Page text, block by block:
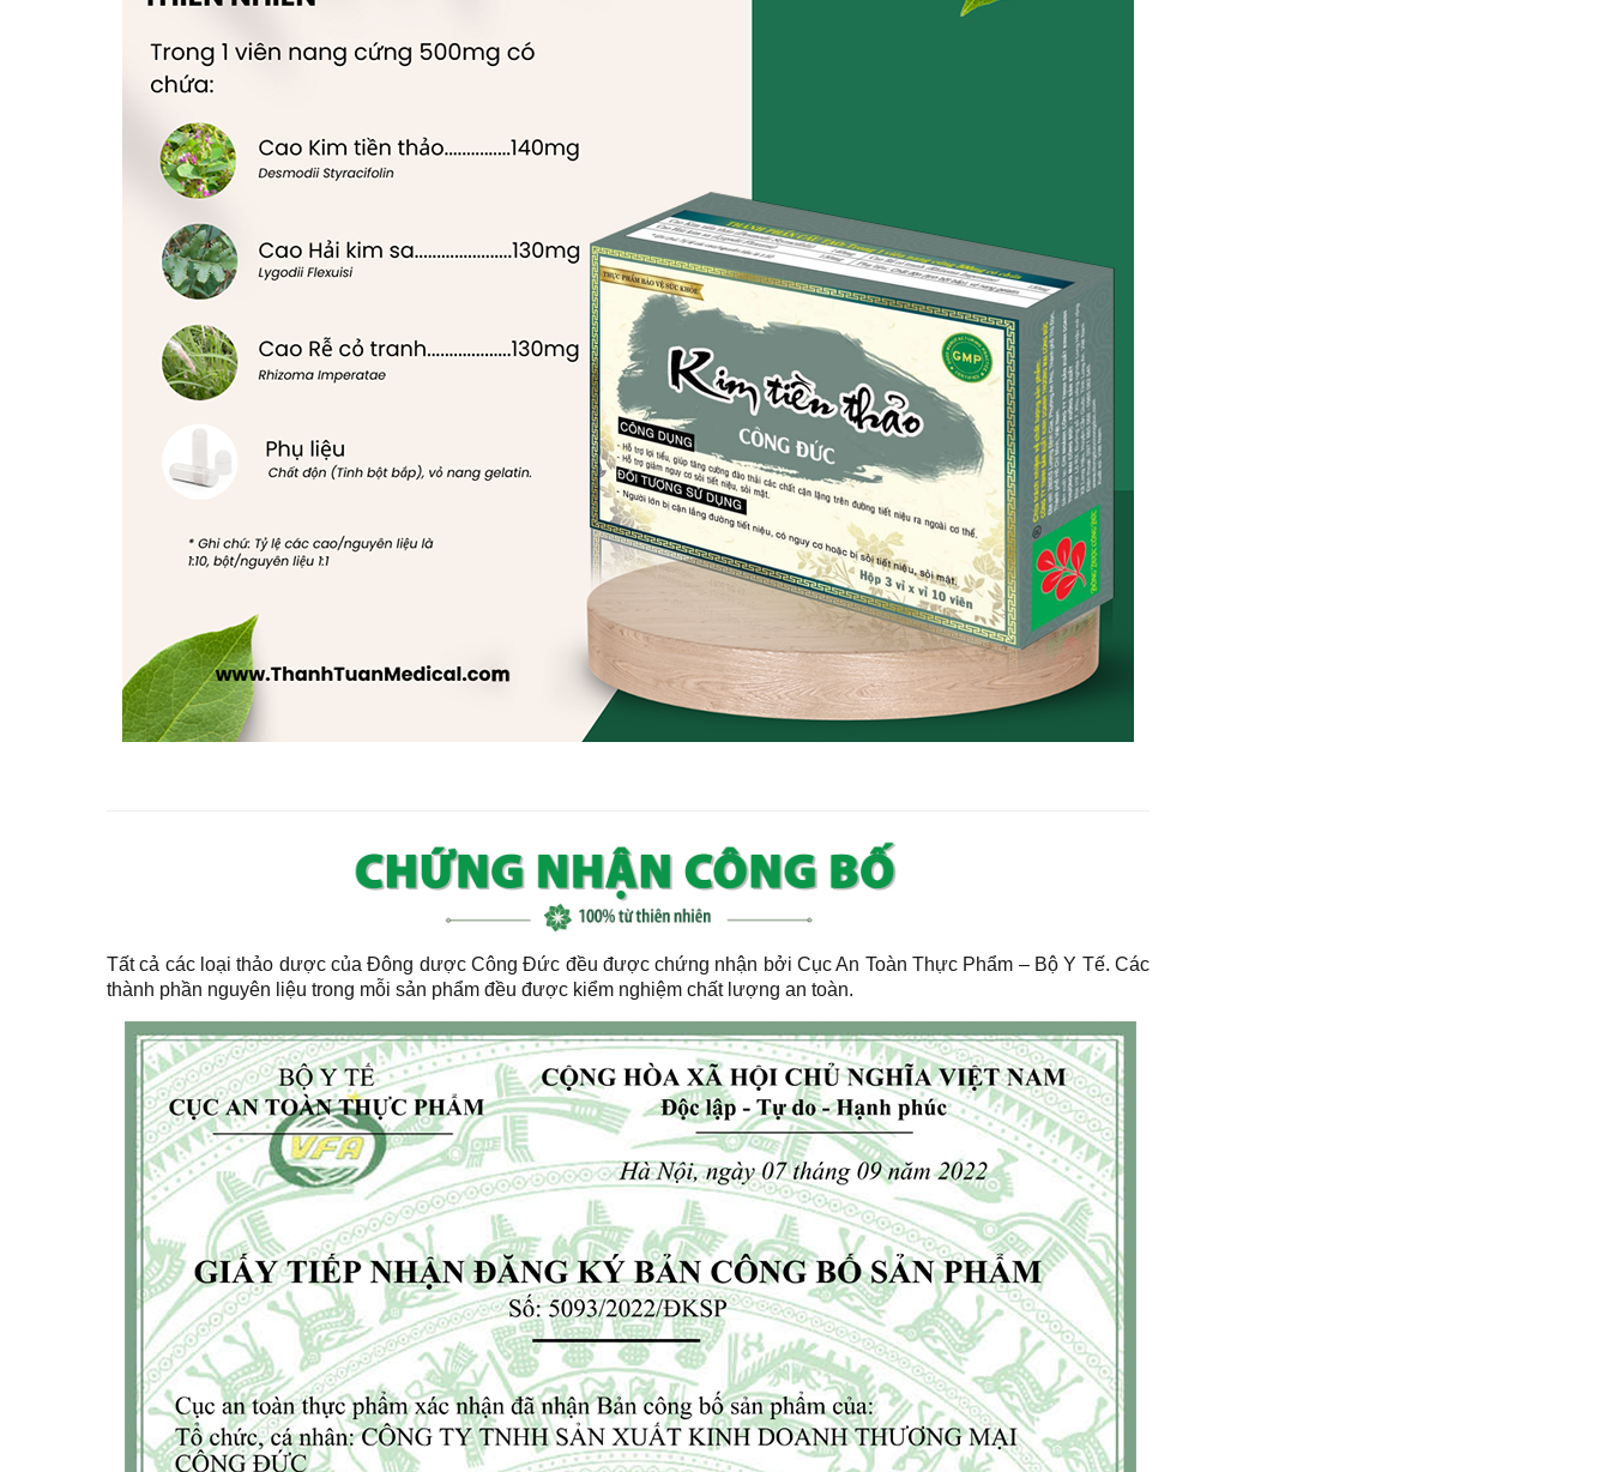
Tất cả các loại thảo dược của Đông dược Công Đức đều được chứng nhận bởi Cục An Toàn Thực Phẩm – Bộ Y Tế. Các
thành phần nguyên liệu trong mỗi sản phẩm đều được kiểm nghiệm chất lượng an toàn.